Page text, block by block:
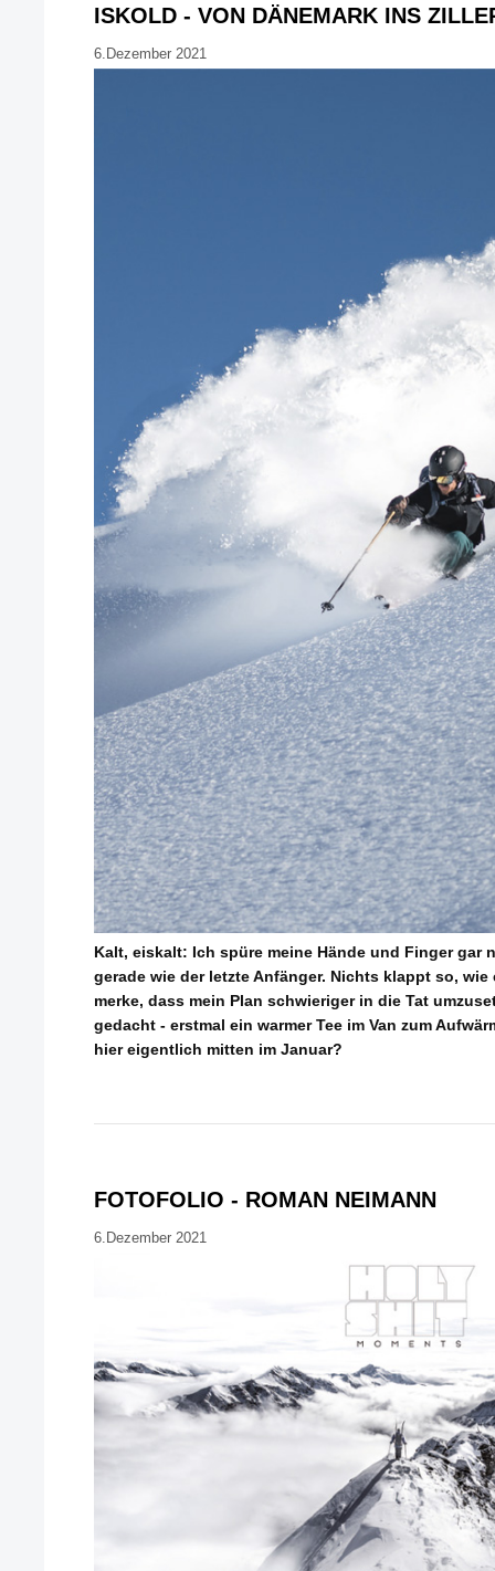
ISKOLD - VON DÄNEMARK INS
6.Dezember 2021
Kalt, eiskalt: Ich spüre meine Hände und Finger gar
gerade wie der letzte Anfänger. Nichts klappt so,
merke, dass mein Plan schwieriger in die Tat
gedacht - erstmal ein warmer Tee im Van zum
hier eigentlich mitten im Januar?
FOTOFOLIO - ROMAN NEIMANN
6.Dezember 2021